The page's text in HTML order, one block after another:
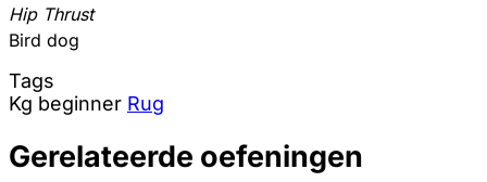
Hip Thrust
Bird dog
Tags
Kg beginner Rug
Gerelateerde oefeningen